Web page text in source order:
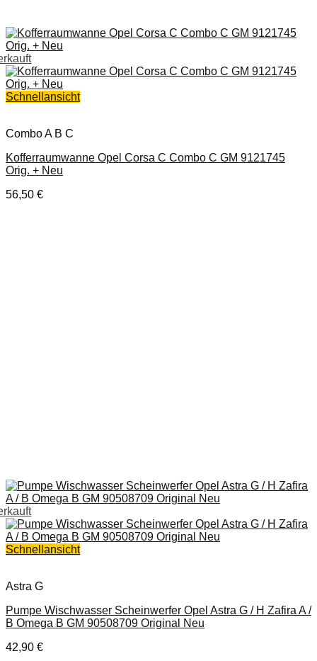
Schnellansicht
Combo A B C
Kofferraumwanne Opel Corsa C Combo C GM 9121745
Orig. + Neu
56,50 €
Schnellansicht
Astra G
Pumpe Wischwasser Scheinwerfer Opel Astra G / H Zafira A /
B Omega B GM 90508709 Original Neu
42,90 €